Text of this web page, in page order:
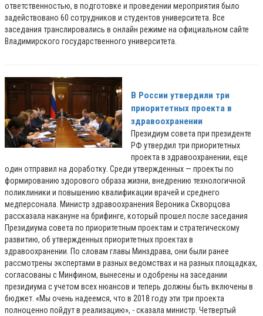
ответственностью, в подготовке и проведении мероприятия было
задействовано 60 сотрудников и студентов университета. Все
заседания транслировались в онлайн режиме на официальном сайте
Владимирского государственного университета.
В России утвердили три
приоритетных проекта в
здравоохранении
Президиум совета при президенте
РФ утвердил три приоритетных
проекта в здравоохранении, еще
один отправил на доработку. Среди утвержденных — проекты по
формированию здорового образа жизни, внедрению технологичной
поликлиники и повышению квалификации врачей и среднего
медперсонала. Министр здравоохранения Вероника Скворцова
рассказала накануне на брифинге, который прошел после заседания
Президиума совета по приоритетным проектам и стратегическому
развитию, об утвержденных приоритетных проектах в
здравоохранении. По словам главы Минздрава, они были ранее
рассмотрены экспертами в разных ведомствах и на разных площадках,
согласованы с Минфином, вынесены и одобрены на заседании
президиума с учетом всех нюансов и теперь должны быть включены в
бюджет. «Мы очень надеемся, что в 2018 году эти три проекта
полноценно пойдут в реализацию», - сказала министр. Четвертый